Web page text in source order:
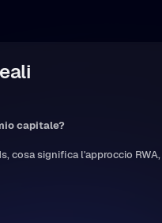
capitale?
cosa significa l'approccio